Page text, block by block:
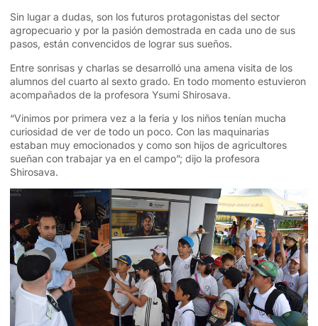
Sin lugar a dudas, son los futuros protagonistas del sector
agropecuario y por la pasión demostrada en cada uno de sus
pasos, están convencidos de lograr sus sueños.
Entre sonrisas y charlas se desarrolló una amena visita de los
alumnos del cuarto al sexto grado. En todo momento estuvieron
acompañados de la profesora Ysumi Shirosava.
“Vinimos por primera vez a la feria y los niños tenían mucha
curiosidad de ver de todo un poco. Con las maquinarias
estaban muy emocionados y como son hijos de agricultores
sueñan con trabajar ya en el campo”; dijo la profesora
Shirosava.